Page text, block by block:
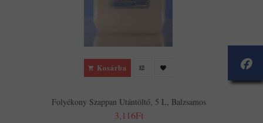
Kosárba
Folyékony Szappan Utántöltő, 5 L, Balzsamos
3,116Ft